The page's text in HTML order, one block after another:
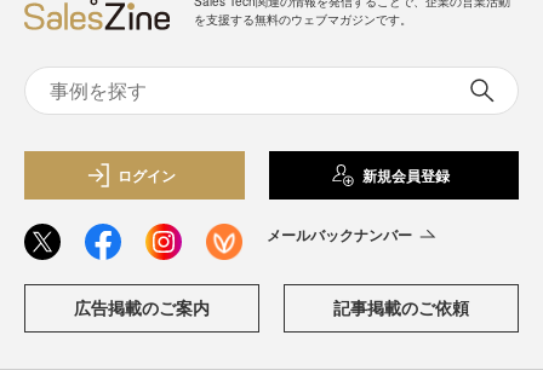
を支援する無料のウェブマガジンです。
ログイン 新規会員登録
メールバックナンバー
広告掲載のご案内 記事掲載のご依頼